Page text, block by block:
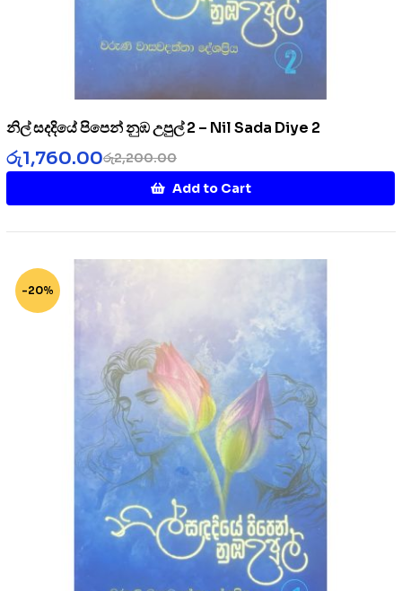
නිල් සදදියේ පිපෙන් නුඹ උපුල් 2 – Nil Sada Diye 2
රු2,200.00
රු1,760.00
Add to Cart
-20%